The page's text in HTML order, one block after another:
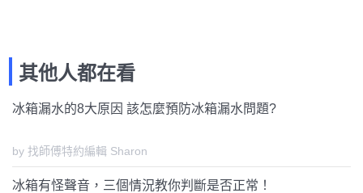
其他人都在看
冰箱漏水的8大原因 該怎麼預防冰箱漏水問題?
by 找師傅特約編輯 Sharon
冰箱有怪聲音，三個情況教你判斷是否正常！